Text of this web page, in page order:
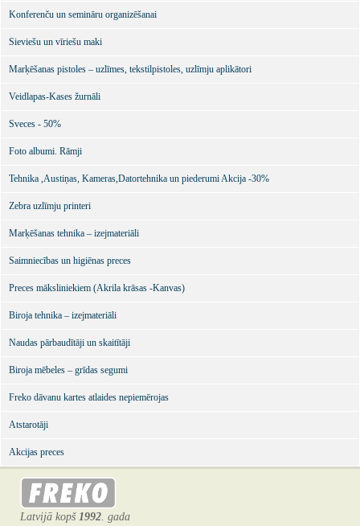
Konferenču un semināru organizēšanai
Sieviešu un vīriešu maki
Marķēšanas pistoles – uzlīmes, tekstilpistoles, uzlīmju aplikātori
Veidlapas-Kases žurnāli
Sveces - 50%
Foto albumi. Rāmji
Tehnika ,Austiņas, Kameras,Datortehnika un piederumi Akcija -30%
Zebra uzlīmju printeri
Marķēšanas tehnika – izejmateriāli
Saimniecības un higiēnas preces
Preces māksliniekiem (Akrila krāsas -Kanvas)
Biroja tehnika – izejmateriāli
Naudas pārbaudītāji un skaitītāji
Biroja mēbeles – grīdas segumi
Freko dāvanu kartes atlaides nepiemērojas
Atstarotāji
Akcijas preces
Latvijā kopš 1992. gada